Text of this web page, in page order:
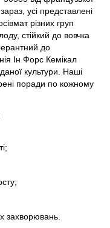
усі представлені
різних груп
стійкий до вовчка
до
Ін Форс Кемікал
культури. Наші
поради по кожному
захворювань.